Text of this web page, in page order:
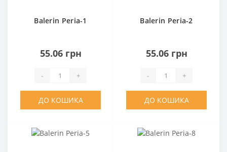
Balerin Peria-1
55.06 грн
- +
ДО КОШИКА
Balerin Peria-2
55.06 грн
- +
ДО КОШИКА